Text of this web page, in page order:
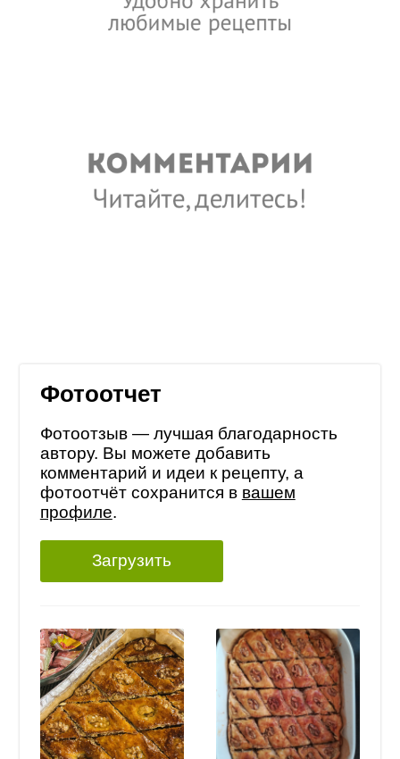
Фотоотчет
Фотоотзыв — лучшая благодарность
автору. Вы можете добавить
комментарий и идеи к рецепту, а
фотоотчёт сохранится в вашем
профиле.
Загрузить